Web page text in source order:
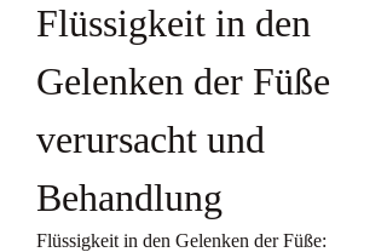
Flüssigkeit in den
Gelenken der Füße
verursacht und
Behandlung
Flüssigkeit in den Gelenken der Füße: